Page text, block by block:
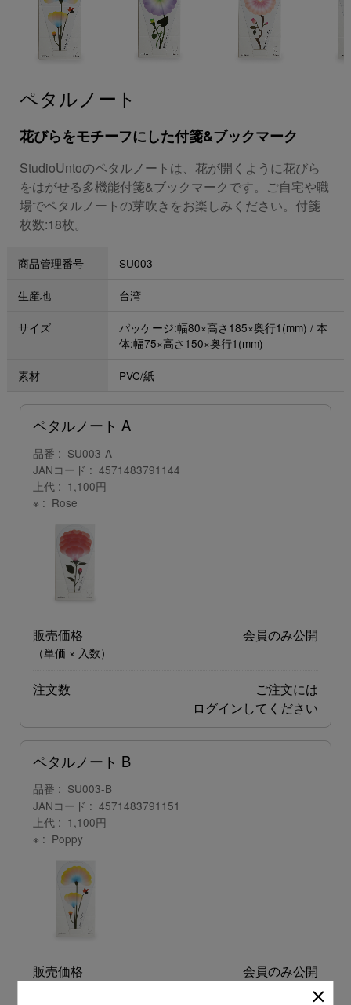
ペタルノート
花びらをモチーフにした付箋&ブックマーク
StudioUntoのペタルノートは、花が開くように花びら
をはがせる多機能付箋&ブックマークです。ご自宅や職
場でペタルノートの芽吹きをお楽しみください。付箋
枚数:18枚。
商品管理番号 SU003
生産地 台湾
サイズ
パッケージ:幅80×高さ185×奥行1(mm) / 本
体:幅75×高さ150×奥行1(mm)
素材 PVC/紙
ペタルノート A
品番
SU003-A
JANコード
4571483791144
上代
1,100円
※
Rose
販売価格
（単価 × 入数）
会員のみ公開
注文数
ご注文には
ログインしてください
ペタルノート B
品番
SU003-B
JANコード
4571483791151
上代
1,100円
※
Poppy
販売価格 会員のみ公開